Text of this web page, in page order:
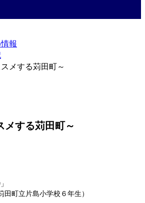
報
メする苅田町～
メする苅田町～
町立片島小学校６年生）